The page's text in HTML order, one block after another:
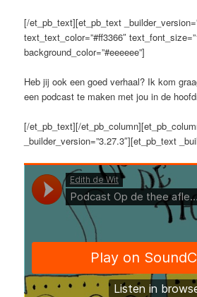
[/et_pb_text][et_pb_text
text_text_color=”#ff3366″
background_color=”#eeeeee”]
Heb jij ook een goed verhaal? Ik kom
een podcast te maken met jou in de
[/et_pb_text][/
_builder_version=”3.27.3″][et_pb_text